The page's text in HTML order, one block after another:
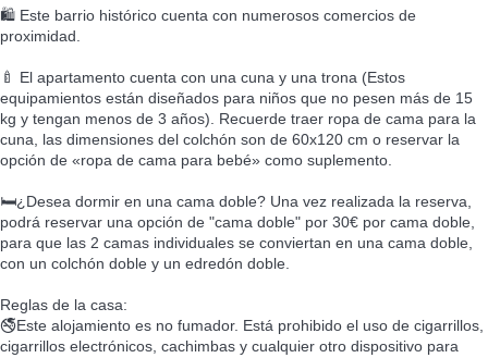
🛍️ Este barrio histórico cuenta con numerosos comercios de
proximidad.
🍼 El apartamento cuenta con una cuna y una trona (Estos
equipamientos están diseñados para niños que no pesen más de 15
kg y tengan menos de 3 años). Recuerde traer ropa de cama para la
cuna, las dimensiones del colchón son de 60x120 cm o reservar la
opción de «ropa de cama para bebé» como suplemento.
🛏️¿Desea dormir en una cama doble? Una vez realizada la reserva,
podrá reservar una opción de "cama doble" por 30€ por cama doble,
para que las 2 camas individuales se conviertan en una cama doble,
con un colchón doble y un edredón doble.
Reglas de la casa:
🚭Este alojamiento es no fumador. Está prohibido el uso de cigarrillos,
cigarrillos electrónicos, cachimbas y cualquier otro dispositivo para